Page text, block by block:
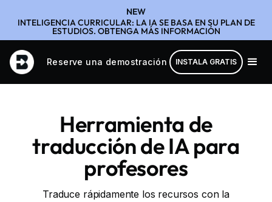
NEW
INTELIGENCIA CURRICULAR: LA IA SE BASA EN SU PLAN DE
ESTUDIOS. OBTENGA MÁS INFORMACIÓN
Reserve una demostración INSTALA GRATIS
Herramienta de
traducción de IA para
profesores
Traduce rápidamente los recursos con la